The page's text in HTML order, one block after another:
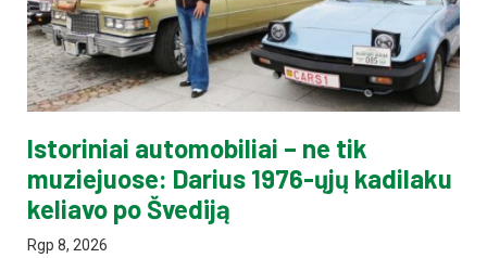
Istoriniai automobiliai – ne tik
muziejuose: Darius 1976-ųjų kadilaku
keliavo po Švediją
Rgp 8, 2026